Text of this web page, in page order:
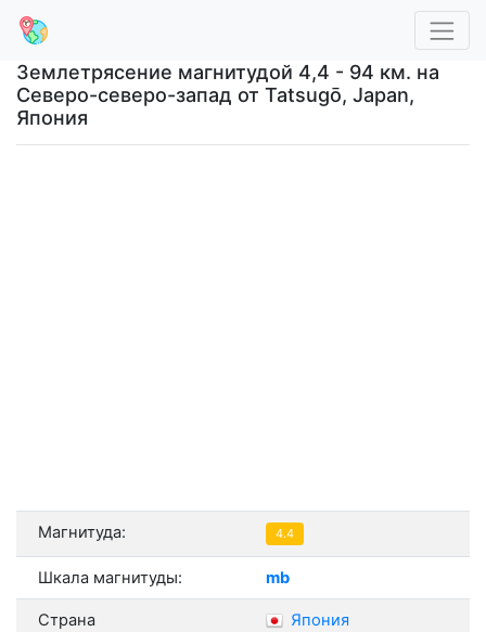
Землетрясение магнитудой 4,4 - 94 км. на
Северо-северо-запад от Tatsugō, Japan,
Япония
Магнитуда: 4.4
Шкала магнитуды: mb
Страна Япония